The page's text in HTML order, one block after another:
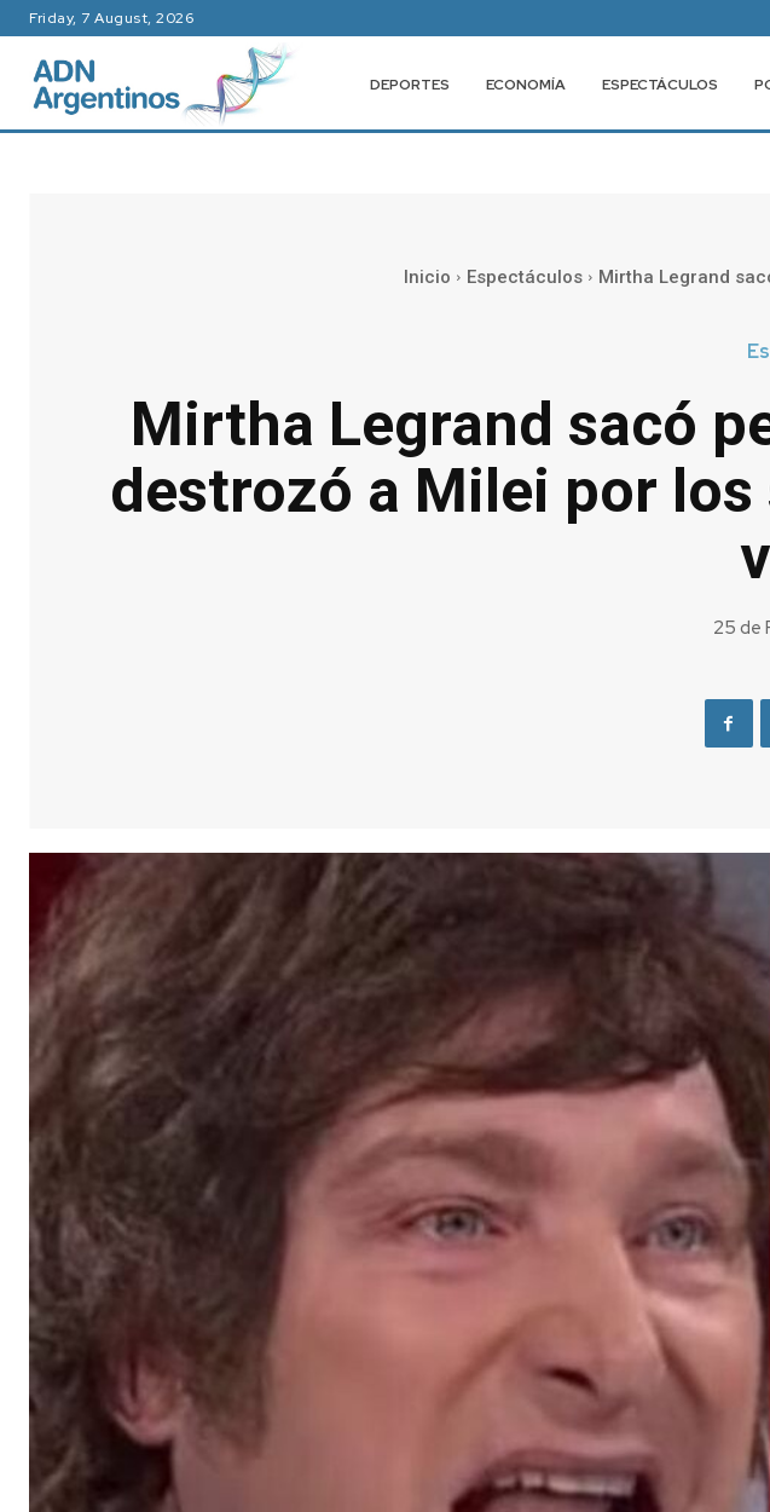
Friday, 7 August, 2026
DEPORTES ECONOMÍA ESPECTÁCULOS
Inicio Espectáculos Mirtha Legrand
Mirtha Legrand sacó
destrozó a Milei por los
25 de